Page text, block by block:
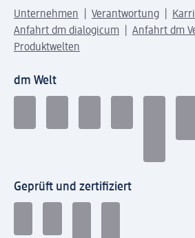
Unternehmen Verantwortung
Anfahrt dm dialogicum
Anfahrt dm
Produktwelten
dm Welt
Geprüft und zertifiziert